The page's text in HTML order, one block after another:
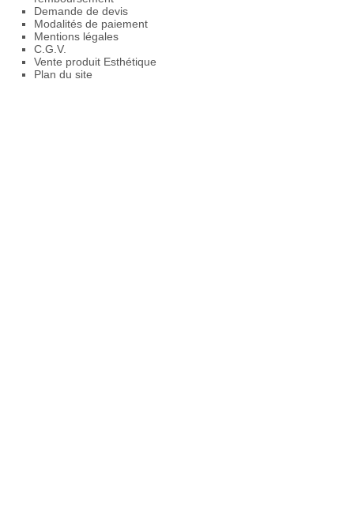
Demande de devis
Modalités de paiement
Mentions légales
C.G.V.
Vente produit Esthétique
Plan du site